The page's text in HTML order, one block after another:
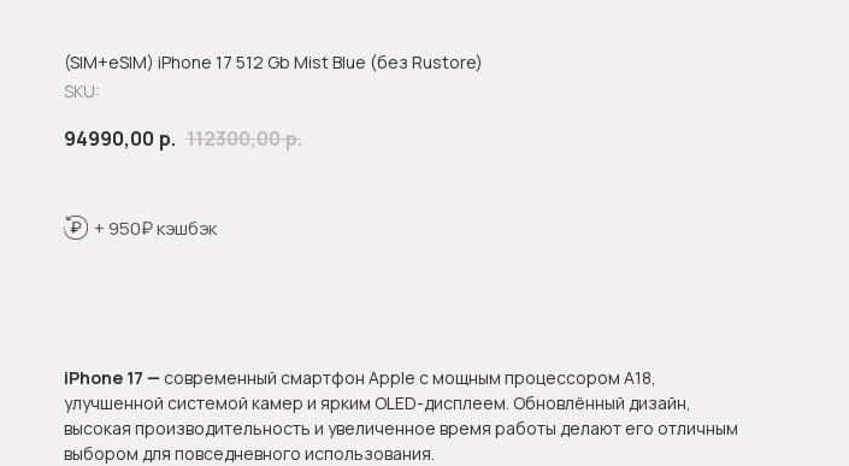
(SIM+eSIM) iPhone 17 512 Gb Mist Blue (без Rustore)
SKU:
94990,00 р. 112300,00р.
+ 950₽ кэшбэк
iPhone 17 — современный смартфон Apple с мощным процессором A18,
улучшенной системой камер и ярким OLED-дисплеем. Обновлённый дизайн,
высокая производительность и увеличенное время работы делают его отличным
выбором для повседневного использования.